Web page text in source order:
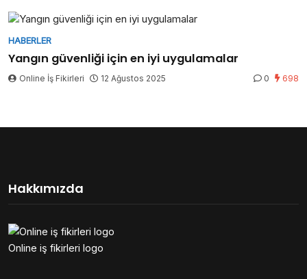
HABERLER
Yangın güvenliği için en iyi uygulamalar
Online İş Fikirleri 12 Ağustos 2025 0 698
Hakkımızda
Online iş fikirleri logo